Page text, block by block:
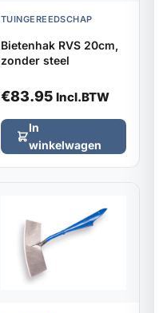
TUINGEREEDSCHAP
Bietenhak RVS 20cm,
zonder steel
€83.95 Incl.BTW
In
winkelwagen